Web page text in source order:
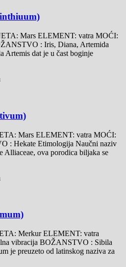
Mars ELEMENT: vatra MOĆI:
: Iris, Diana, Artemida
Artemis dat je u čast boginje
Mars ELEMENT: vatra MOĆI:
: Hekate Etimologija Naučni naziv
Alliaceae, ova porodica biljaka se
Merkur ELEMENT: vatra
vibracija BOŽANSTVO : Sibila
je preuzeto od latinskog naziva za